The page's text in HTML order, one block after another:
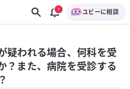
ユビーに相談
疑われる場合、何科を受
？また、病院を受診する